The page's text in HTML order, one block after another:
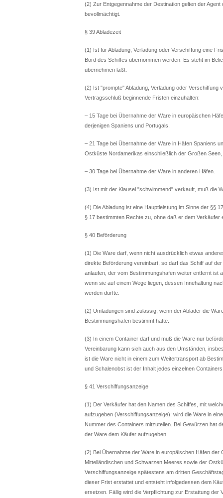
(2) Zur Entgegennahme der Destination gelten der
bevollmächtigt.
§ 39 Abladezeit
(1) Ist für Abladung, Verladung oder Verschiffung eine
Bord des Schiffes übernommen werden. Es steht im
übernehmen läßt.
(2) Ist "prompte" Abladung, Verladung oder
Vertragsschluß beginnende Fristen einzuhalten:
– 15 Tage bei Übernahme der Ware in europäischen
derjenigen Spaniens und Portugals,
– 21 Tage bei Übernahme der Ware in Häfen Spaniens
Ostküste Nordamerikas einschließlich der Großen Seen,
– 30 Tage bei Übernahme der Ware in anderen Häfen.
(3) Ist mit der Klausel "schwimmend" verkauft, muß die
(4) Die Abladung ist eine Hauptleistung im Sinne der §§
§ 17 bestimmten Rechte zu, ohne daß er dem
§ 40 Beförderung
(1) Die Ware darf, wenn nicht ausdrücklich etwas
direkte Beförderung vereinbart, so darf das Schiff auf
anlaufen, der vom Bestimmungshafen weiter entfernt ist
wenn sie auf einem Wege liegen, dessen Innehaltung
werden durfte.
(2) Umladungen sind zulässig, wenn der Ablader die
Bestimmungshafen bestimmt hatte.
(3) In einem Container darf und muß die Ware nur
Vereinbarung kann sich auch aus den Umständen,
ist die Ware nicht in einem zum Weitertransport ab
und Schalenobst ist der Inhalt jedes einzelnen
§ 41 Verschiffungsanzeige
(1) Der Verkäufer hat den Namen des Schiffes, mit
aufzugeben (Verschiffungsanzeige); wird die Ware in
Nummer des Containers mitzuteilen. Bei Gewürzen hat
der Ware dem Käufer aufzugeben.
(2) Bei Übernahme der Ware in europäischen Häfen
Mittelländischen und Schwarzen Meeres sowie der
Verschiffungsanzeige spätestens am dritten
dieser Frist erstattet und entsteht infolgedessen dem
ersetzen. Fällig wird die Verpflichtung zur Erstattung